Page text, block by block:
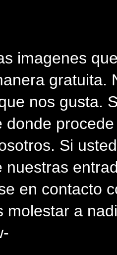
imagenes
gratuita.
nos gusta.
donde
Si
nuestras
en contacto
molestar a